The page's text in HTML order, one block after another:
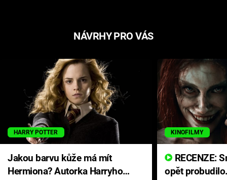
NÁVRHY PRO VÁS
HARRY POTTER
Jakou barvu kůže má mít
Hermiona? Autorka Harryho
KINOFILMY
opět